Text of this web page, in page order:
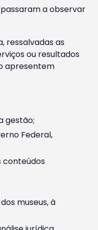
a observar
ressalvadas as
ou resultados
apresentem
gestão;
Federal,
conteúdos
museus, à